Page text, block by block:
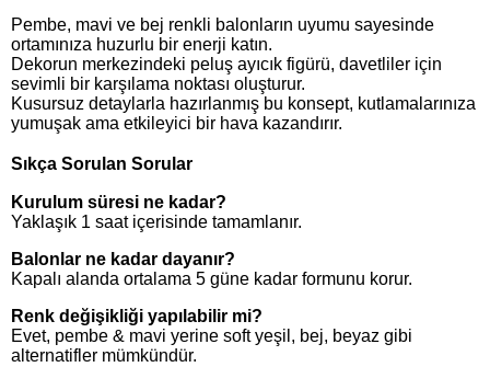
Pembe, mavi ve bej renkli balonların uyumu sayesinde
ortamınıza huzurlu bir enerji katın.
Dekorun merkezindeki peluş ayıcık figürü, davetliler için
sevimli bir karşılama noktası oluşturur.
Kusursuz detaylarla hazırlanmış bu konsept, kutlamalarınıza
yumuşak ama etkileyici bir hava kazandırır.
Sıkça Sorulan Sorular
Kurulum süresi ne kadar?
Yaklaşık 1 saat içerisinde tamamlanır.
Balonlar ne kadar dayanır?
Kapalı alanda ortalama 5 güne kadar formunu korur.
Renk değişikliği yapılabilir mi?
Evet, pembe & mavi yerine soft yeşil, bej, beyaz gibi
alternatifler mümkündür.